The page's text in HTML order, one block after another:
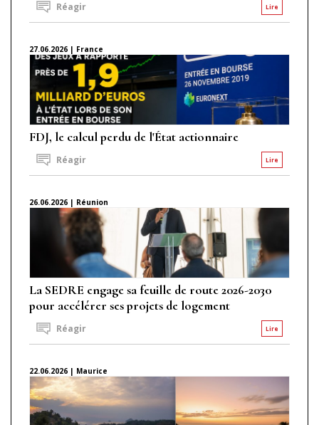
Lire
Réagir
27.06.2026 | France
FDJ, le calcul perdu de l'État actionnaire
Lire
Réagir
26.06.2026 | Réunion
La SEDRE engage sa feuille de route 2026-2030
pour accélérer ses projets de logement
Lire
Réagir
22.06.2026 | Maurice